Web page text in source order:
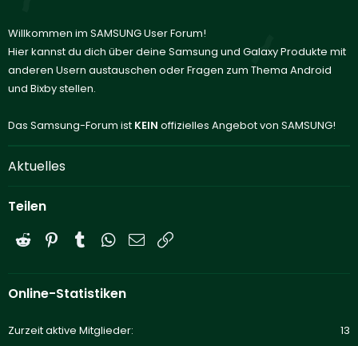
Willkommen im SAMSUNG User Forum!
Hier kannst du dich über deine Samsung und Galaxy Produkte mit
anderen Usern austauschen oder Fragen zum Thema Android
und Bixby stellen.
Das Samsung-Forum ist KEIN offizielles Angebot von SAMSUNG!
Aktuelles
Teilen
Reddit PinterestTumblrWhatsApp
E-Mail
Online-Statistiken
Zurzeit aktive Mitglieder 13